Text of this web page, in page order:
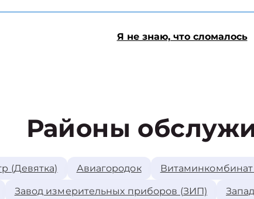
Я не знаю, что сломалось
Районы
(Девятка) Авиагородок
Завод измерительных приборов (ЗИП)